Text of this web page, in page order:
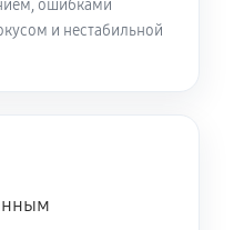
ошибками
и нестабильной